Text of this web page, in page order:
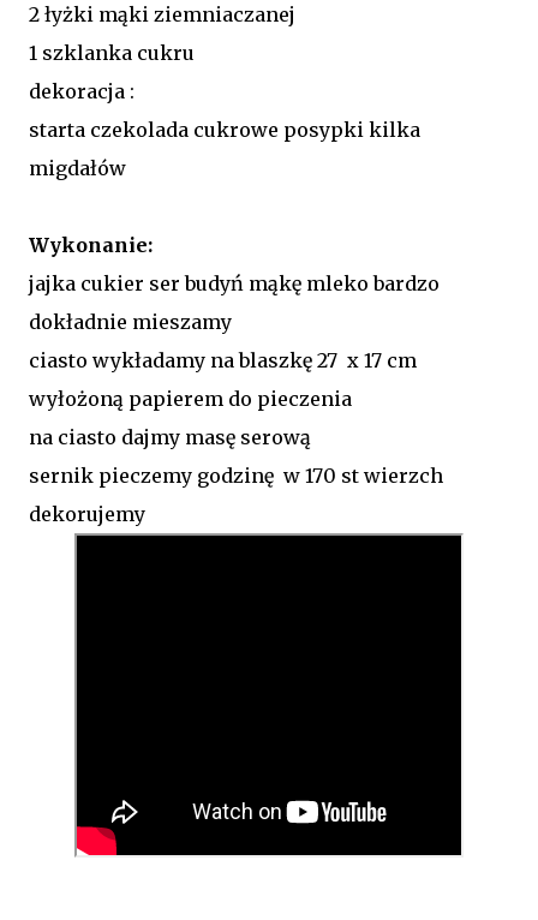
2 łyżki mąki ziemniaczanej
1 szklanka cukru
dekoracja :
starta czekolada cukrowe posypki kilka
migdałów
Wykonanie:
jajka cukier ser budyń mąkę mleko bardzo
dokładnie mieszamy
ciasto wykładamy na blaszkę 27 x 17 cm
wyłożoną papierem do pieczenia
na ciasto dajmy masę serową
sernik pieczemy godzinę w 170 st wierzch
dekorujemy